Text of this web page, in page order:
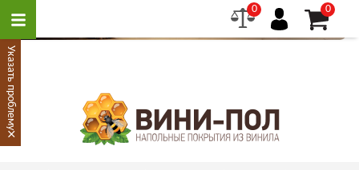
0 0
Указать проблему
×